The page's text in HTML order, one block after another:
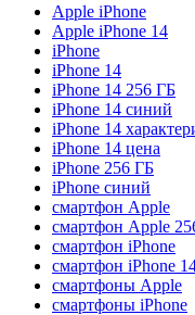
Apple iPhone
Apple iPhone 14
iPhone
iPhone 14
iPhone 14 256 ГБ
iPhone 14 синий
iPhone 14
iPhone 14 цена
iPhone 256 ГБ
iPhone синий
смартфон Apple
смартфон Apple
смартфон iPhone
смартфон iPhone
смартфоны Apple
смартфоны iPhone